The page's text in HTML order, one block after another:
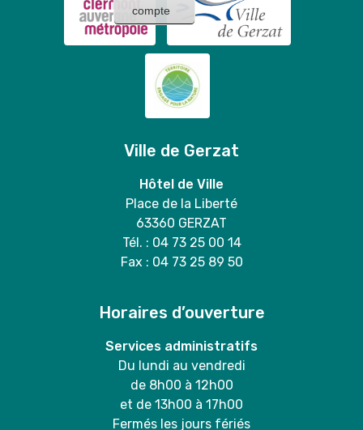
compte
Ville de Gerzat
Hôtel de Ville
Place de la Liberté
63360 GERZAT
Tél. : 04 73 25 00 14
Fax : 04 73 25 89 50
Horaires d’ouverture
Services administratifs
Du lundi au vendredi
de 8h00 à 12h00
et de 13h00 à 17h00
Fermés les jours fériés